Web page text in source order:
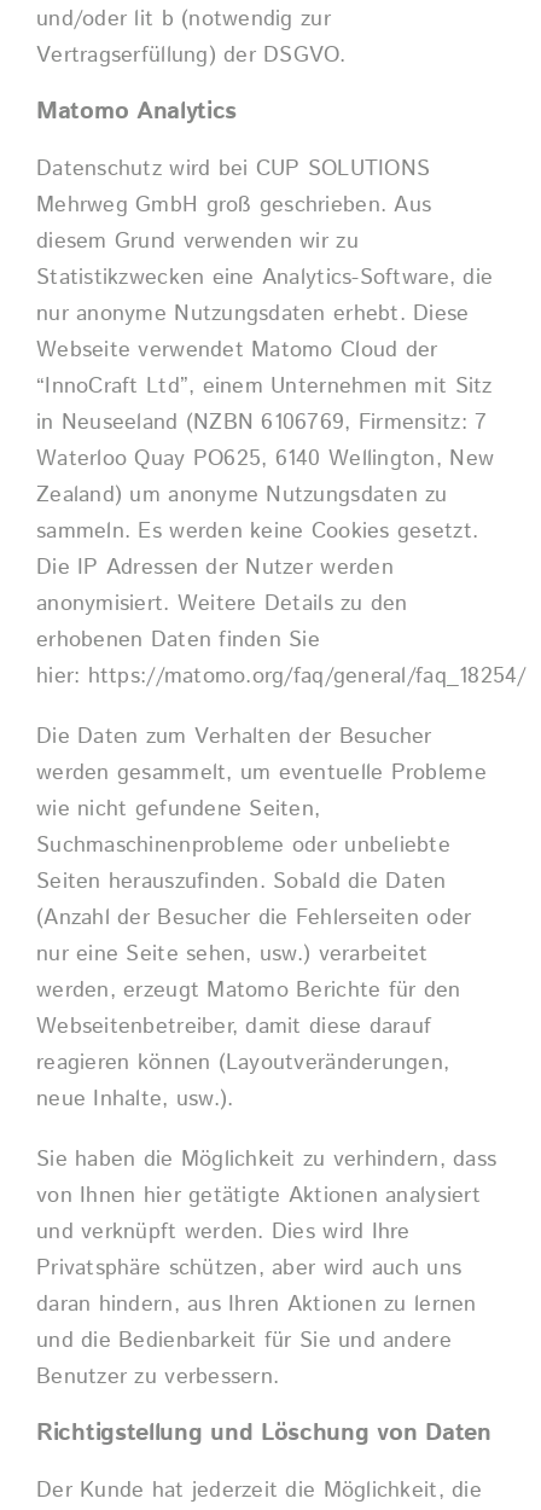
und/oder lit b (notwendig zur
Vertragserfüllung) der DSGVO.
Matomo Analytics
Datenschutz wird bei CUP SOLUTIONS
Mehrweg GmbH groß geschrieben. Aus
diesem Grund verwenden wir zu
Statistikzwecken eine Analytics-Software, die
nur anonyme Nutzungsdaten erhebt. Diese
Webseite verwendet Matomo Cloud der
“InnoCraft Ltd”, einem Unternehmen mit Sitz
in Neuseeland (NZBN 6106769, Firmensitz: 7
Waterloo Quay PO625, 6140 Wellington, New
Zealand) um anonyme Nutzungsdaten zu
sammeln. Es werden keine Cookies gesetzt.
Die IP Adressen der Nutzer werden
anonymisiert. Weitere Details zu den
erhobenen Daten finden Sie
hier: https://matomo.org/faq/general/faq_18254/
Die Daten zum Verhalten der Besucher
werden gesammelt, um eventuelle Probleme
wie nicht gefundene Seiten,
Suchmaschinenprobleme oder unbeliebte
Seiten herauszufinden. Sobald die Daten
(Anzahl der Besucher die Fehlerseiten oder
nur eine Seite sehen, usw.) verarbeitet
werden, erzeugt Matomo Berichte für den
Webseitenbetreiber, damit diese darauf
reagieren können (Layoutveränderungen,
neue Inhalte, usw.).
Sie haben die Möglichkeit zu verhindern, dass
von Ihnen hier getätigte Aktionen analysiert
und verknüpft werden. Dies wird Ihre
Privatsphäre schützen, aber wird auch uns
daran hindern, aus Ihren Aktionen zu lernen
und die Bedienbarkeit für Sie und andere
Benutzer zu verbessern.
Richtigstellung und Löschung von Daten
Der Kunde hat jederzeit die Möglichkeit, die